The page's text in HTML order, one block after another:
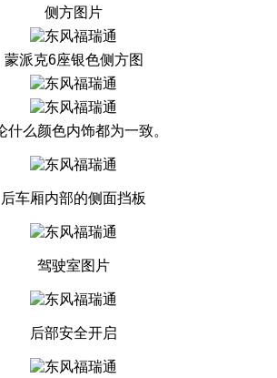
侧方图片
蒙派克6座银色侧方图
什么颜色内饰都为一致。
后车厢内部的侧面挡板
驾驶室图片
后部安全开启